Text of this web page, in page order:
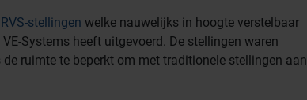
RVS-stellingen welke nauwelijks in hoogte verstelbaar
Systems heeft uitgevoerd. De stellingen waren
ruimte te beperkt om met traditionele stellingen aan